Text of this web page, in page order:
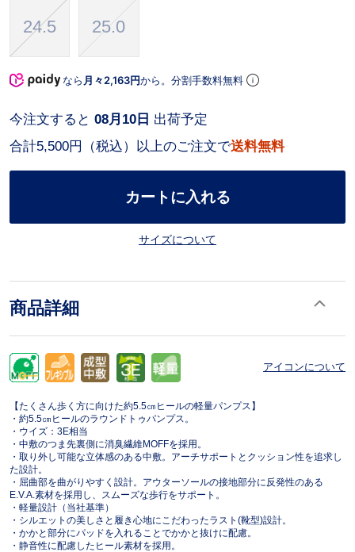
24.5 25.0
なら 月々2,163円から。分割手数料無料
合計5,500円（税込）以上のご注文で送料無料
今注文すると 08月10日 出荷予定
カートに入れる
サイズについて
商品詳細
アイコンについて
【たくさん歩く方に向けた約5.5㎝ヒールの軽量パンプス】
・約5.5㎝ヒールのラウンドトゥパンプス。
・ウイズ：3E相当
・中敷のつま先裏側に消臭繊維MOFFを採用。
・取り外し可能な立体感のある中敷。アーチサポートとクッション性を追求し
た設計。
・屈曲部を曲がりやすく設計。アウターソールの接地部分に反発性のある
E.V.A.素材を採用し、スムーズな歩行をサポート。
・軽量設計（当社基準）
・シルエットの美しさと履き心地にこだわったラスト(靴型)設計。
・かかと部分にパッドを入れることでかかと抜けに配慮。
・静音性に配慮したヒール素材を採用。